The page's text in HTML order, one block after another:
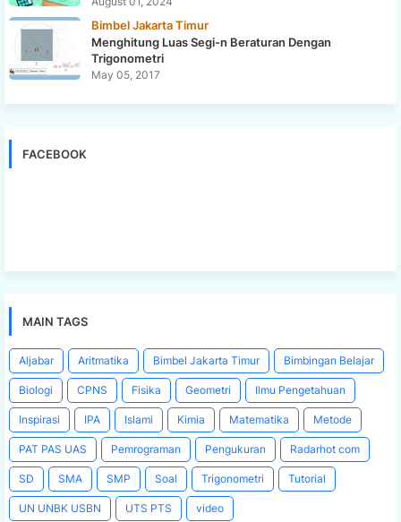
Bimbel Jakarta Timur
Menghitung Luas Segi-n Beraturan Dengan
Trigonometri
May 05, 2017
FACEBOOK
MAIN TAGS
Aljabar Aritmatika Bimbel Jakarta Timur Bimbingan Belajar
Biologi CPNS Fisika Geometri Ilmu Pengetahuan
Inspirasi IPA Islami Kimia Matematika Metode
PAT PAS UAS Pemrograman Pengukuran Radarhot com
SD SMA SMP Soal Trigonometri Tutorial
UN UNBK USBN UTS PTS video